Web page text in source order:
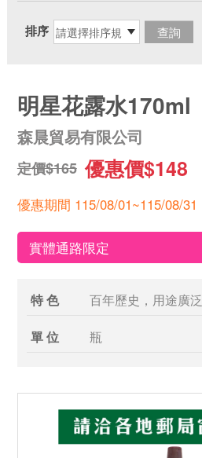
排序
明星花露水170ml
森晨貿易有限公司
定價$165 優惠價$148
優惠期間 115/08/01~115/08/31
實體通路限定
特 色 百年歷史，用途廣泛
單 位 瓶